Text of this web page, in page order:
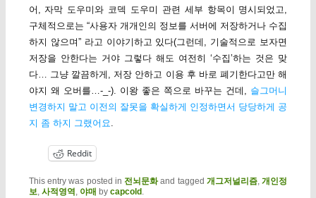
어, 자막 도우미와 코덱 도우미 관련 세부 항목이 명시되었고,
구체적으로는 “사용자 개개인의 정보를 서버에 저장하거나 수집
하지 않으며” 라고 이야기하고 있다(그런데, 기술적으로 보자면
저장을 안한다는 거야 그렇다 해도 여전히 ‘수집’하는 것은 맞
다… 그냥 깔끔하게, 저장 안하고 이용 후 바로 폐기한다고만 해
야지 왜 오버를…-_-). 이왕 좋은 쪽으로 바꾸는 건데, 슬그머니
변경하지 말고 이전의 잘못을 확실하게 인정하면서 당당하게 공
지 좀 하지 그랬어요.
Reddit
This entry was posted in 전뇌문화and tagged개그저널리즘,개인정
보, 사적영역 , 야매 by capcold .